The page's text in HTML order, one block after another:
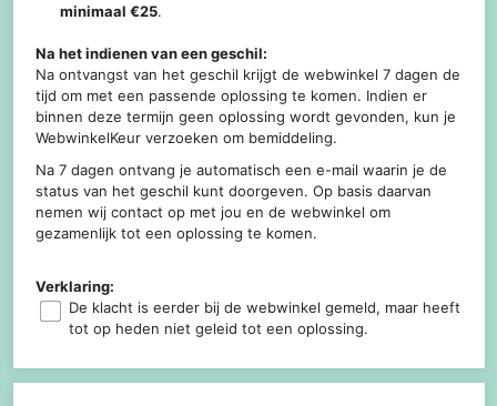
minimaal €25.
Na het indienen van een geschil:
Na ontvangst van het geschil krijgt de webwinkel 7 dagen de
tijd om met een passende oplossing te komen. Indien er
binnen deze termijn geen oplossing wordt gevonden, kun je
WebwinkelKeur verzoeken om bemiddeling.
Na 7 dagen ontvang je automatisch een e-mail waarin je de
status van het geschil kunt doorgeven. Op basis daarvan
nemen wij contact op met jou en de webwinkel om
gezamenlijk tot een oplossing te komen.
Verklaring:
De klacht is eerder bij de webwinkel gemeld, maar heeft
tot op heden niet geleid tot een oplossing.